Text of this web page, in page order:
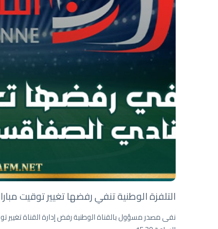
التلفزة الوطنية تنفي رفضها تغيير توقيت
نفى مصدر مسؤول بالقناة الوطنية رفض إدارة القناة تغيير